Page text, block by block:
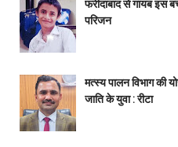
फरीदाबाद से गायब इस
परिजन
मत्स्य पालन विभाग की
जाति के युवा : रीटा